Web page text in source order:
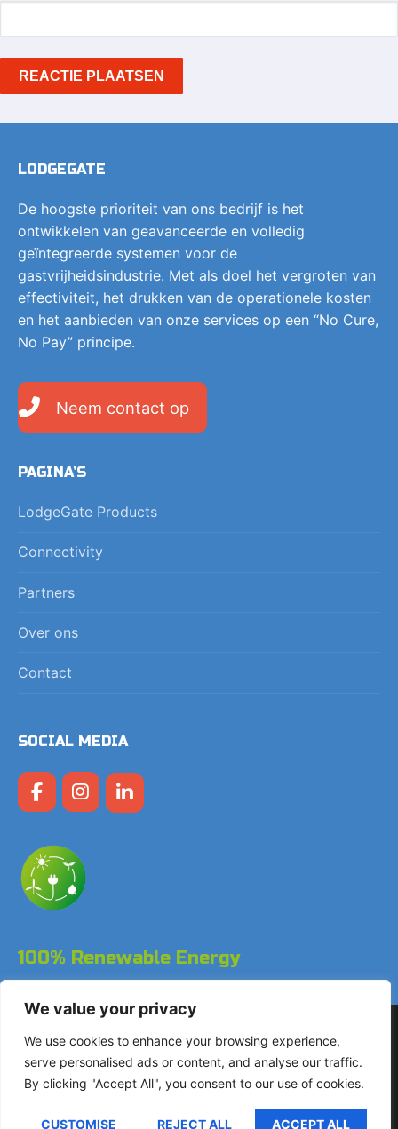
We value your privacy
We use cookies to enhance your browsing experience,
serve personalised ads or content, and analyse our traffic.
By clicking "Accept All", you consent to our use of cookies.
CUSTOMISE REJECT ALL ACCEPT ALL
LODGEGATE
De hoogste prioriteit van ons bedrijf is het
ontwikkelen van geavanceerde en volledig
geïntegreerde systemen voor de
gastvrijheidsindustrie. Met als doel het vergroten van
effectiviteit, het drukken van de operationele kosten
en het aanbieden van onze services op een “No Cure,
No Pay” principe.
Neem contact op
PAGINA’S
LodgeGate Products
Connectivity
Partners
Over ons
Contact
SOCIAL MEDIA
100% Renewable Energy
Copyright © 2026 LodgeGate PMS – Powered by Hotels
Online BV